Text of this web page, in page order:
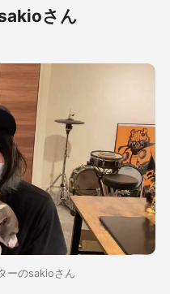
さん
ーのsakioさん